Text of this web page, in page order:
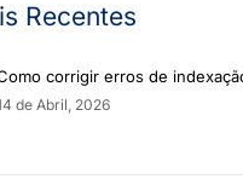
Recentes
corrigir erros de
de Abril, 2026